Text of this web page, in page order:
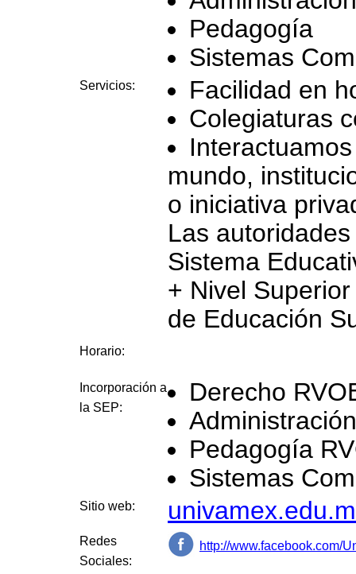
Pedagogía
Sistemas
Servicios:
Facilidad en
Colegiaturas
mundo,
o iniciativa
Las
Sistema
+ Nivel
de Educación
Horario:
Incorporación a
la SEP:
Derecho
Pedagogía
Sistemas
Sitio web:
Redes
Sociales:
http://www.facebook.com/